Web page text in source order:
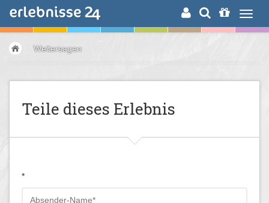
ERLEBNISSUCHE
Weitersagen
Teile dieses Erlebnis
*